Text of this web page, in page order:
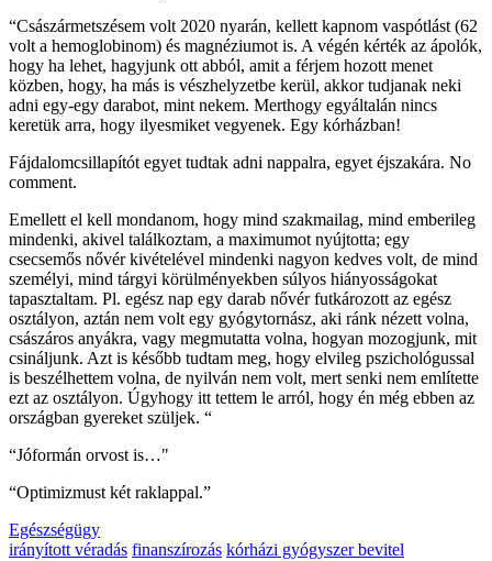
“Császármetszésem volt 2020 nyarán, kellett kapnom vaspótlást (62
volt a hemoglobinom) és magnéziumot is. A végén kérték az ápolók,
hogy ha lehet, hagyjunk ott abból, amit a férjem hozott menet
közben, hogy, ha más is vészhelyzetbe kerül, akkor tudjanak neki
adni egy-egy darabot, mint nekem. Merthogy egyáltalán nincs
keretük arra, hogy ilyesmiket vegyenek. Egy kórházban!
Fájdalomcsillapítót egyet tudtak adni nappalra, egyet éjszakára. No
comment.
Emellett el kell mondanom, hogy mind szakmailag, mind emberileg
mindenki, akivel találkoztam, a maximumot nyújtotta; egy
csecsemős nővér kivételével mindenki nagyon kedves volt, de mind
személyi, mind tárgyi körülményekben súlyos hiányosságokat
tapasztaltam. Pl. egész nap egy darab nővér futkározott az egész
osztályon, aztán nem volt egy gyógytornász, aki ránk nézett volna,
császáros anyákra, vagy megmutatta volna, hogyan mozogjunk, mit
csináljunk. Azt is később tudtam meg, hogy elvileg pszichológussal
is beszélhettem volna, de nyilván nem volt, mert senki nem említette
ezt az osztályon. Úgyhogy itt tettem le arról, hogy én még ebben az
országban gyereket szüljek. “
“Jóformán orvost is…"
“Optimizmust két raklappal.”
Egészségügy
irányított véradás finanszírozás kórházi gyógyszer bevitel